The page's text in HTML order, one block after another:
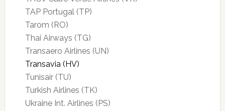
TAP Portugal (TP)
Tarom (RO)
Thai Airways (TG)
Transaero Airlines (UN)
Transavia (HV)
Tunisair (TU)
Turkish Airlines (TK)
Ukraine Int. Airlines (PS)